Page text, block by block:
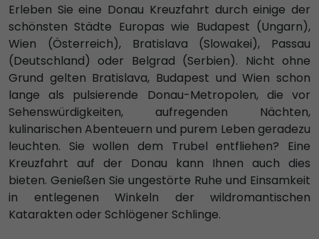
Erleben Sie eine Donau Kreuzfahrt durch einige der
schönsten Städte Europas wie Budapest (Ungarn),
Wien (Österreich), Bratislava (Slowakei), Passau
(Deutschland) oder Belgrad (Serbien). Nicht ohne
Grund gelten Bratislava, Budapest und Wien schon
lange als pulsierende Donau-Metropolen, die vor
Sehenswürdigkeiten, aufregenden Nächten,
kulinarischen Abenteuern und purem Leben geradezu
leuchten. Sie wollen dem Trubel entfliehen? Eine
Kreuzfahrt auf der Donau kann Ihnen auch dies
bieten. Genießen Sie ungestörte Ruhe und Einsamkeit
in entlegenen Winkeln der wildromantischen
Katarakten oder Schlögener Schlinge.